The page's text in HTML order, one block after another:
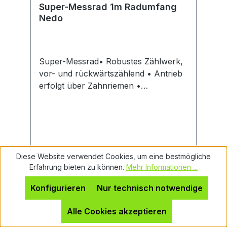
Super-Messrad 1m Radumfang
Nedo
Super-Messrad• Robustes Zählwerk,
vor- und rückwärtszählend • Antrieb
erfolgt über Zahnriemen •
seitlich weggeklappt werdenHersteller:
Nedo GmbH & Co. KG, Hochgerichtstr.
39-43, 72280 Dornstetten, DE,
+49744324010, info@nedo.com
Regulärer Preis:
209,92 €
Preise inkl. MwSt. zzgl. Versandkosten
Diese Website verwendet Cookies, um eine bestmögliche
Erfahrung bieten zu können. Mehr Informationen ...
Nur technisch notwendige
Konfigurieren
Alle Cookies akzeptieren